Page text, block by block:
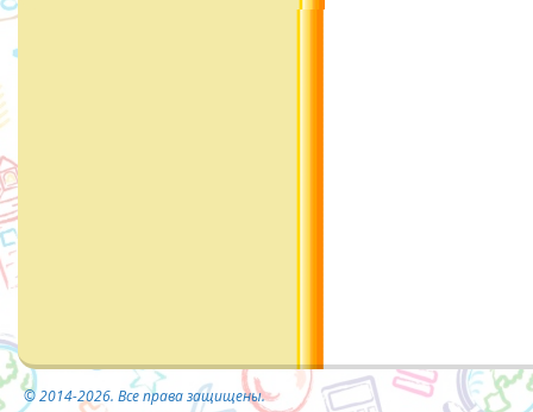
© 2014-2026. Все права защищены.